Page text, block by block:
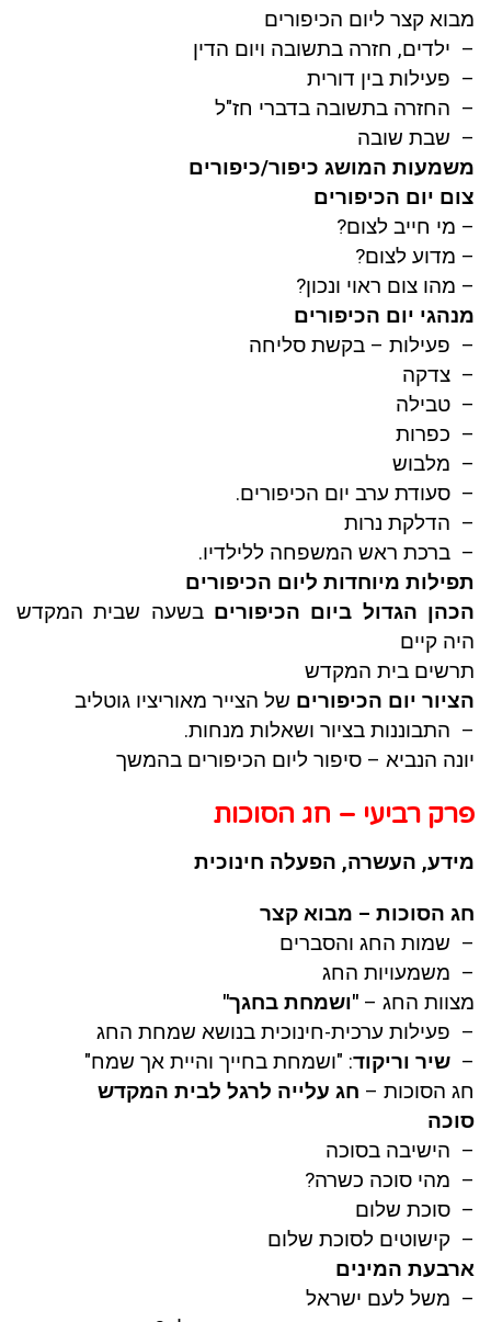
מבוא קצר ליום הכיפורים
– ילדים, חזרה בתשובה ויום הדין
– פעילות בין דורית
– החזרה בתשובה בדברי חז"ל
– שבת שובה
משמעות המושג כיפור/כיפורים
צום יום הכיפורים
– מי חייב לצום?
– מדוע לצום?
– מהו צום ראוי ונכון?
מנהגי יום הכיפורים
– פעילות – בקשת סליחה
– צדקה
– טבילה
– כפרות
– מלבוש
– סעודת ערב יום הכיפורים.
– הדלקת נרות
– ברכת ראש המשפחה ללילדיו.
תפילות מיוחדות ליום הכיפורים
הכהן הגדול ביום הכיפורים בשעה שבית המקדש
היה קיים
תרשים בית המקדש
הציור יום הכיפורים של הצייר מאוריציו גוטליב
– התבוננות בציור ושאלות מנחות.
יונה הנביא – סיפור ליום הכיפורים בהמשך
פרק רביעי – חג הסוכות
מידע, העשרה, הפעלה חינוכית
חג הסוכות – מבוא קצר
– שמות החג והסברים
– משמעויות החג
מצוות החג – "ושמחת בחגך"
– פעילות ערכית-חינוכית בנושא שמחת החג
– שיר וריקוד: "ושמחת בחייך והיית אך שמח"
חג הסוכות – חג עלייה לרגל לבית המקדש
סוכה
– הישיבה בסוכה
– מהי סוכה כשרה?
– סוכת שלום
– קישוטים לסוכת שלום
ארבעת המינים
– משל לעם ישראל